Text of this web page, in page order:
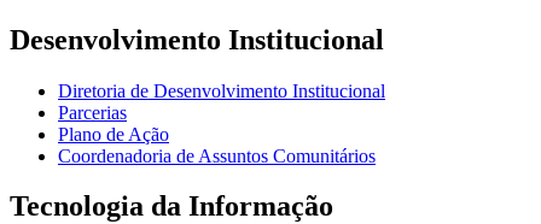
Desenvolvimento Institucional
Diretoria de Desenvolvimento Institucional
Parcerias
Plano de Ação
Coordenadoria de Assuntos Comunitários
Tecnologia da Informação